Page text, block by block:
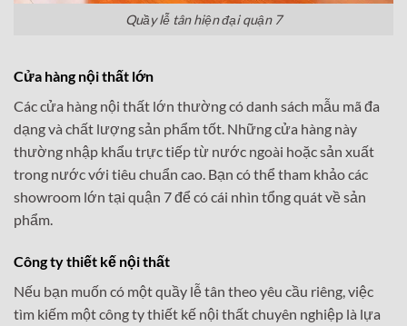
Quầy lễ tân hiện đại quận 7
Cửa hàng nội thất lớn
Các cửa hàng nội thất lớn thường có danh sách mẫu mã đa
dạng và chất lượng sản phẩm tốt. Những cửa hàng này
thường nhập khẩu trực tiếp từ nước ngoài hoặc sản xuất
trong nước với tiêu chuẩn cao. Bạn có thể tham khảo các
showroom lớn tại quận 7 để có cái nhìn tổng quát về sản
phẩm.
Công ty thiết kế nội thất
Nếu bạn muốn có một quầy lễ tân theo yêu cầu riêng, việc
tìm kiếm một công ty thiết kế nội thất chuyên nghiệp là lựa